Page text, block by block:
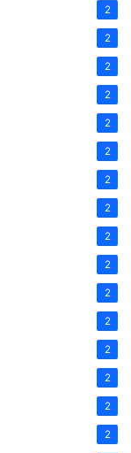
2
2
2
2
2
2
2
2
2
2
2
2
2
2
2
2